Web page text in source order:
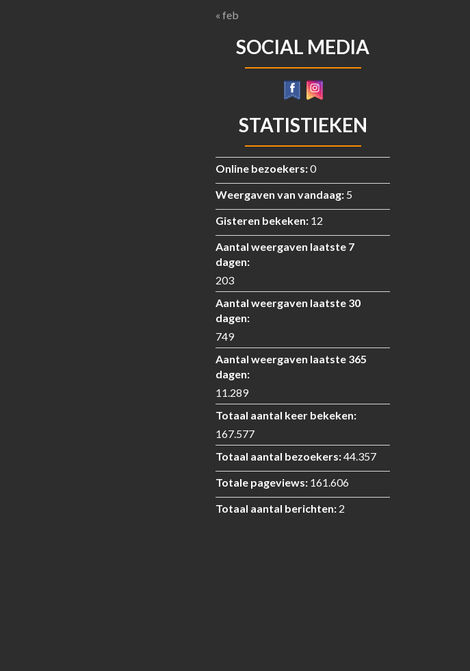
« feb
SOCIAL MEDIA
STATISTIEKEN
Online bezoekers:0
Weergaven van vandaag: 5
Gisteren bekeken: 12
Aantal weergaven laatste 7
dagen:
203
Aantal weergaven laatste 30
dagen:
749
Aantal weergaven laatste 365
dagen:
11.289
Totaal aantal keer bekeken:
167.577
Totaal aantal bezoekers:44.357
Totale pageviews: 161.606
Totaal aantal berichten: 2